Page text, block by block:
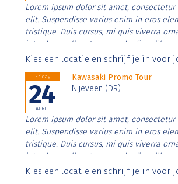
Lorem ipsum dolor sit amet, consectetur
elit. Suspendisse varius enim in eros
tristique. Duis cursus, mi quis viverra
interdum nulla, ut commodo diam libero
Aenean faucibus nibh et justo cursus id
Kies een locatie en schrijf je in voor
Friday
24
APRIL
Kawasaki Promo Tour
Nijeveen (DR)
Lorem ipsum dolor sit amet, consectetur
elit. Suspendisse varius enim in eros
tristique. Duis cursus, mi quis viverra
interdum nulla, ut commodo diam libero
Aenean faucibus nibh et justo cursus id
Kies een locatie en schrijf je in voor